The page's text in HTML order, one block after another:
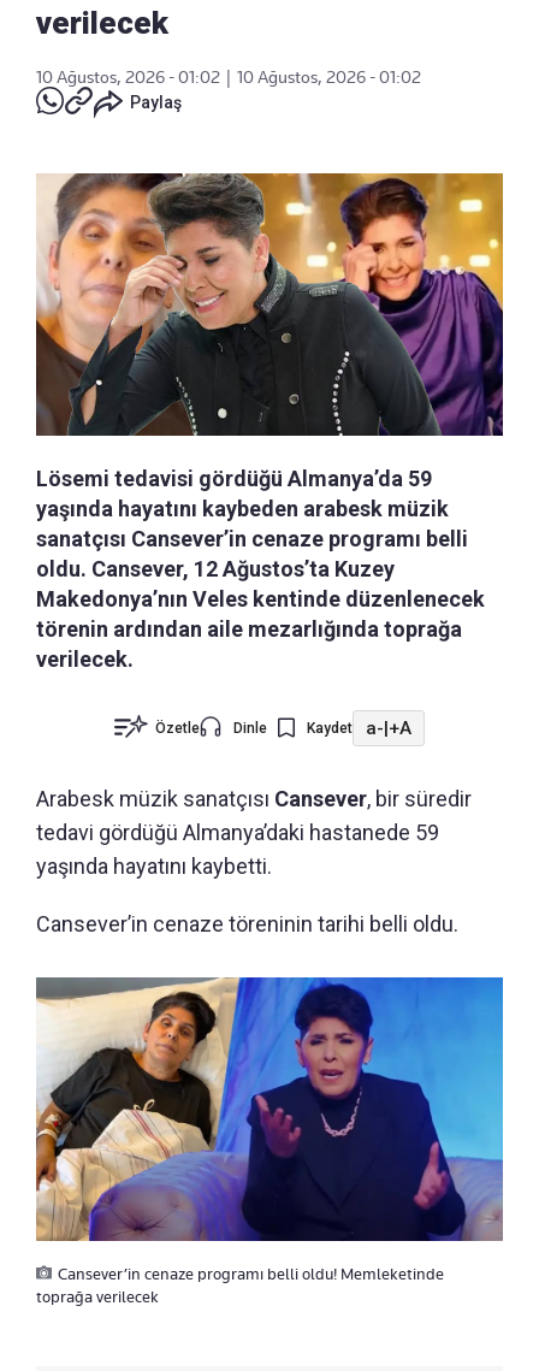
verilecek
10 Ağustos, 2026 - 01:02
10 Ağustos, 2026 - 01:02
Paylaş
Lösemi tedavisi gördüğü Almanya’da 59
yaşında hayatını kaybeden arabesk müzik
sanatçısı Cansever’in cenaze programı belli
oldu. Cansever, 12 Ağustos’ta Kuzey
Makedonya’nın Veles kentinde düzenlenecek
törenin ardından aile mezarlığında toprağa
verilecek.
Özetle Dinle Kaydet a-|+A
Arabesk müzik sanatçısı Cansever, bir süredir
tedavi gördüğü Almanya’daki hastanede 59
yaşında hayatını kaybetti.
Cansever’in cenaze töreninin tarihi belli oldu.
Cansever’in cenaze programı belli oldu! Memleketinde
toprağa verilecek